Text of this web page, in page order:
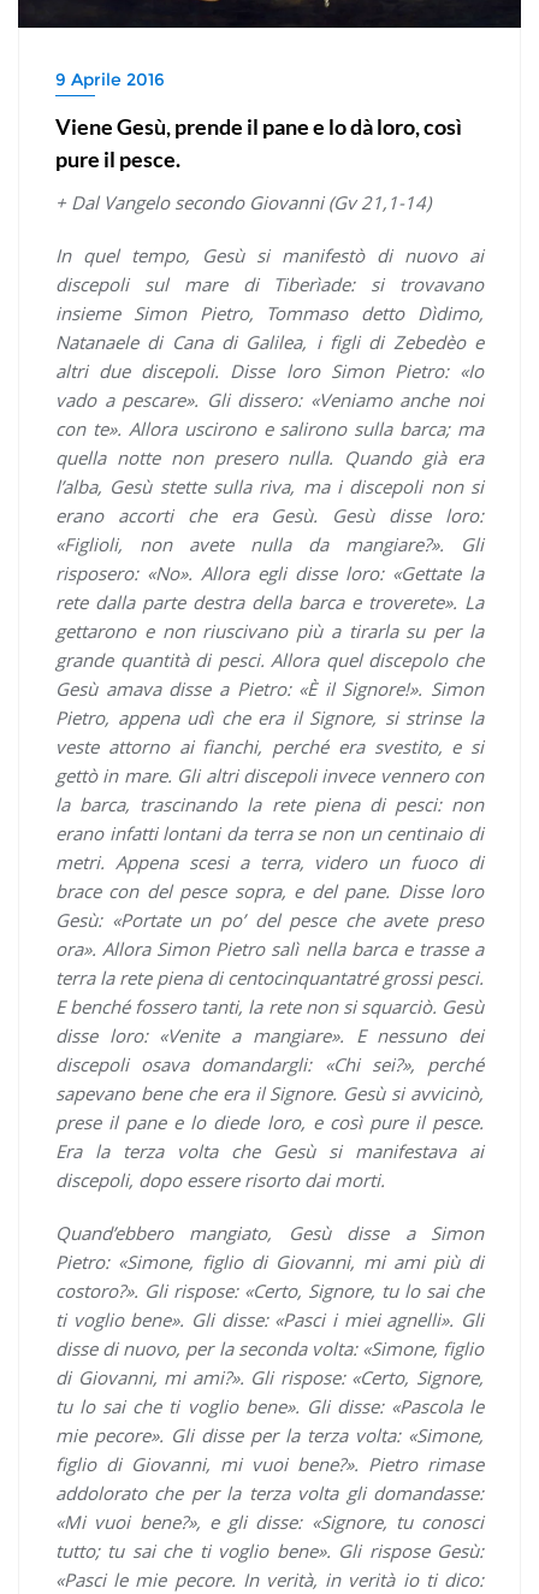
9 Aprile 2016
Viene Gesù, prende il pane e lo dà loro, così
pure il pesce.
+ Dal Vangelo secondo Giovanni (Gv 21,1-14)
In quel tempo, Gesù si manifestò di nuovo ai
discepoli sul mare di Tiberìade: si trovavano
insieme Simon Pietro, Tommaso detto Dìdimo,
Natanaele di Cana di Galilea, i figli di Zebedèo e
altri due discepoli. Disse loro Simon Pietro: «Io
vado a pescare». Gli dissero: «Veniamo anche noi
con te». Allora uscirono e salirono sulla barca; ma
quella notte non presero nulla. Quando già era
l’alba, Gesù stette sulla riva, ma i discepoli non si
erano accorti che era Gesù. Gesù disse loro:
«Figlioli, non avete nulla da mangiare?». Gli
risposero: «No». Allora egli disse loro: «Gettate la
rete dalla parte destra della barca e troverete». La
gettarono e non riuscivano più a tirarla su per la
grande quantità di pesci. Allora quel discepolo che
Gesù amava disse a Pietro: «È il Signore!». Simon
Pietro, appena udì che era il Signore, si strinse la
veste attorno ai fianchi, perché era svestito, e si
gettò in mare. Gli altri discepoli invece vennero con
la barca, trascinando la rete piena di pesci: non
erano infatti lontani da terra se non un centinaio di
metri. Appena scesi a terra, videro un fuoco di
brace con del pesce sopra, e del pane. Disse loro
Gesù: «Portate un po’ del pesce che avete preso
ora». Allora Simon Pietro salì nella barca e trasse a
terra la rete piena di centocinquantatré grossi pesci.
E benché fossero tanti, la rete non si squarciò. Gesù
disse loro: «Venite a mangiare». E nessuno dei
discepoli osava domandargli: «Chi sei?», perché
sapevano bene che era il Signore. Gesù si avvicinò,
prese il pane e lo diede loro, e così pure il pesce.
Era la terza volta che Gesù si manifestava ai
discepoli, dopo essere risorto dai morti.
Quand’ebbero mangiato, Gesù disse a Simon
Pietro: «Simone, figlio di Giovanni, mi ami più di
costoro?». Gli rispose: «Certo, Signore, tu lo sai che
ti voglio bene». Gli disse: «Pasci i miei agnelli». Gli
disse di nuovo, per la seconda volta: «Simone, figlio
di Giovanni, mi ami?». Gli rispose: «Certo, Signore,
tu lo sai che ti voglio bene». Gli disse: «Pascola le
mie pecore». Gli disse per la terza volta: «Simone,
figlio di Giovanni, mi vuoi bene?». Pietro rimase
addolorato che per la terza volta gli domandasse:
«Mi vuoi bene?», e gli disse: «Signore, tu conosci
tutto; tu sai che ti voglio bene». Gli rispose Gesù:
«Pasci le mie pecore. In verità, in verità io ti dico: